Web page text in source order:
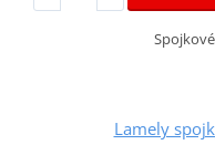
Lamely